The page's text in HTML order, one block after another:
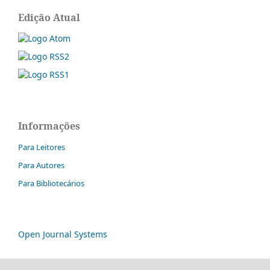
Edição Atual
Informações
Para Leitores
Para Autores
Para Bibliotecários
Open Journal Systems